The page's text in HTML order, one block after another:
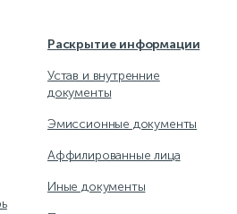
Раскрытие информации
Устав и внутренние
документы
Эмиссионные документы
Аффилированные лица
Иные документы